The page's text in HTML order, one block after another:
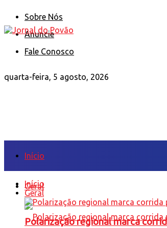
Sobre Nós
Anuncie
Fale Conosco
quarta-feira, 5 agosto, 2026
Início
Geral
Início
Geral
Polarização regional marca